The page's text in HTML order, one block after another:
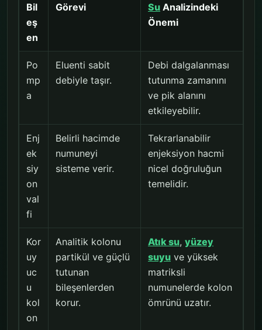
Bil
eş
en
Görevi Su Analizindeki
Önemi
Po
mp
a
Eluenti sabit
debiyle taşır.
Debi dalgalanması
tutunma zamanını
ve pik alanını
etkileyebilir.
Enj
ek
siy
on
val
fi
Belirli hacimde
numuneyi
sisteme verir.
Tekrarlanabilir
enjeksiyon hacmi
nicel doğruluğun
temelidir.
Kor
uy
uc
u
kol
on
Analitik kolonu
partikül ve güçlü
tutunan
bileşenlerden
korur.
Atık su, yüzey
suyu ve yüksek
matriksli
numunelerde kolon
ömrünü uzatır.